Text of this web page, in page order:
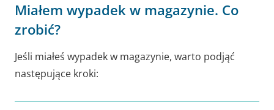
Miałem wypadek w magazynie. Co
zrobić?
Jeśli miałeś wypadek w magazynie, warto podjąć
następujące kroki: